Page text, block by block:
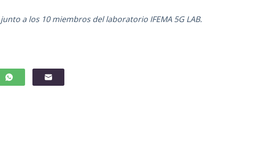
junto a los 10 miembros del laboratorio IFEMA 5G LAB.